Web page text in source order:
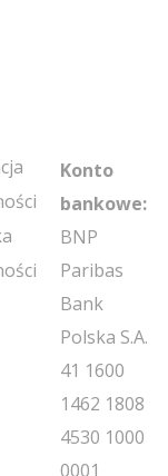
Konto
bankowe:
BNP
Paribas
Bank
Polska S.A.
41 1600
1462 1808
4530 1000
0001